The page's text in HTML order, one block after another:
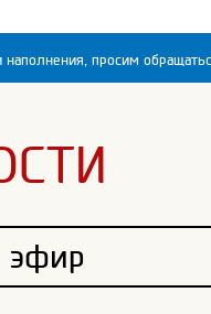
наполнения, просим
эфир